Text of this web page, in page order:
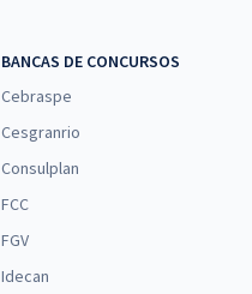
BANCAS DE CONCURSOS
Cebraspe
Cesgranrio
Consulplan
FCC
FGV
Idecan